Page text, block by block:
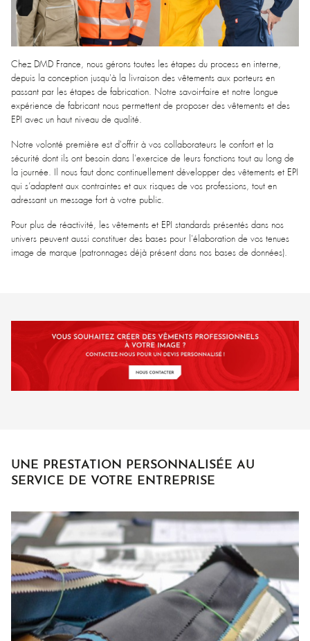
Chez DMD France, nous gérons toutes les étapes du process en interne,
depuis la conception jusqu'à la livraison des vêtements aux porteurs en
passant par les étapes de fabrication. Notre savoir-faire et notre longue
expérience de fabricant nous permettent de proposer des vêtements et des
EPI avec un haut niveau de qualité.
Notre volonté première est d'offrir à vos collaborateurs le confort et la
sécurité dont ils ont besoin dans l'exercice de leurs fonctions tout au long de
la journée. Il nous faut donc continuellement développer des vêtements et EPI
qui s’adaptent aux contraintes et aux risques de vos professions, tout en
adressant un message fort à votre public.
Pour plus de réactivité, les vêtements et EPI standards présentés dans nos
univers peuvent aussi constituer des bases pour l'élaboration de vos tenues
image de marque (patronnages déjà présent dans nos bases de données).
UNE PRESTATION PERSONNALISÉE AU
SERVICE DE VOTRE ENTREPRISE